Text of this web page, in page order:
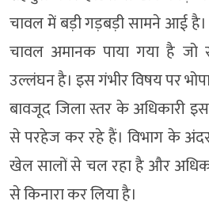
चावल में बड़ी गड़बड़ी सामने आई
चावल अमानक पाया गया है जो
उल्लंघन है। इस गंभीर विषय पर
बावजूद जिला स्तर के अधिकारी
से परहेज कर रहे हैं। विभाग के
खेल सालों से चल रहा है और
से किनारा कर लिया है।